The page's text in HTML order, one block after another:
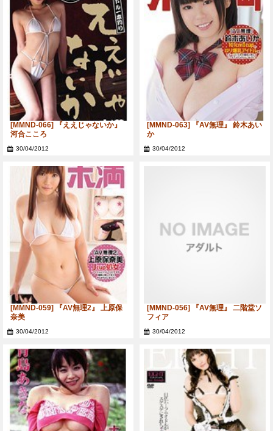
[MMND-066] 『ええじゃないか』
河合こころ
30/04/2012
[MMND-063] 『AV無理』 鈴木あい
か
30/04/2012
[MMND-059] 『AV無理2』 上原保
奈美
30/04/2012
[MMND-056] 『AV無理』 二階堂ソ
フィア
30/04/2012